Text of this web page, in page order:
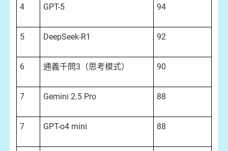
4 GPT-5 94
5 DeepSeek-R1 92
6 通義千問3（思考模式） 90
7 Gemini 2.5 Pro 88
7 GPT-o4 mini 88